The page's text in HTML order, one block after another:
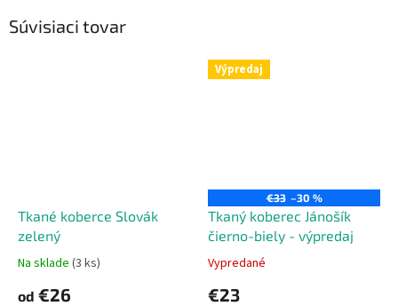
Súvisiaci tovar
Tkané koberce Slovák
zelený
Na sklade (3 ks)
od €26
Výpredaj
€33 –30 %
Tkaný koberec Jánošík
čierno-biely - výpredaj
Vypredané
€23